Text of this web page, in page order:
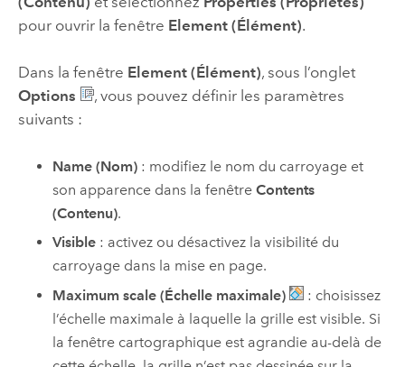
pour ouvrir la fenêtre Element (Élément).
Dans la fenêtre Element (Élément), sous l’onglet
Options
, vous pouvez définir les paramètres
suivants :
Name (Nom) : modifiez le nom du carroyage et
son apparence dans la fenêtreContents
(Contenu).
Visible : activez ou désactivez la visibilité du
carroyage dans la mise en page.
Maximum scale (Échelle maximale)
: choisissez
l’échelle maximale à laquelle la grille est visible. Si
la fenêtre cartographique est agrandie au-delà de